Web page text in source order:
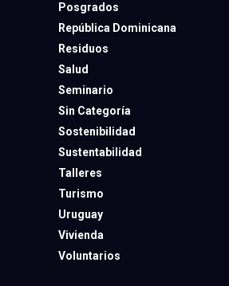
Posgrados
República Dominicana
Residuos
Salud
Seminario
Sin Categoría
Sostenibilidad
Sustentabilidad
Talleres
Turismo
Uruguay
Vivienda
Voluntarios